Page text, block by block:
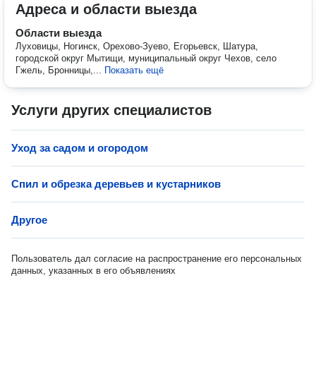
Адреса и области выезда
Области выезда
Луховицы, Ногинск, Орехово-Зуево, Егорьевск, Шатура,
городской округ Мытищи, муниципальный округ Чехов, село
Гжель, Бронницы,... Показать ещё
Услуги других специалистов
Уход за садом и огородом
Спил и обрезка деревьев и кустарников
Другое
Пользователь дал согласие на распространение его персональных
данных, указанных в его объявлениях